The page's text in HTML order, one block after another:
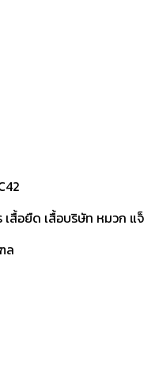
เสื้อยืด เสื้อบริษัท หมวก
ล